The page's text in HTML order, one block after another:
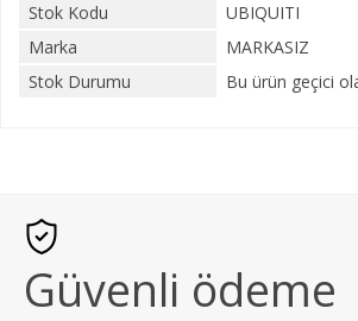
Stok Kodu
UBIQUITI
Marka
MARKASIZ
Stok Durumu
Bu ürün geçici
Güvenli ödeme